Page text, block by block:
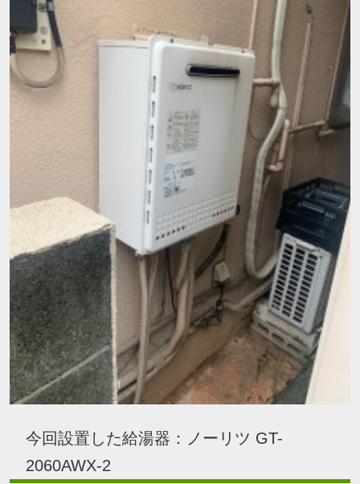
今回設置した給湯器：ノーリツ GT-
2060AWX-2